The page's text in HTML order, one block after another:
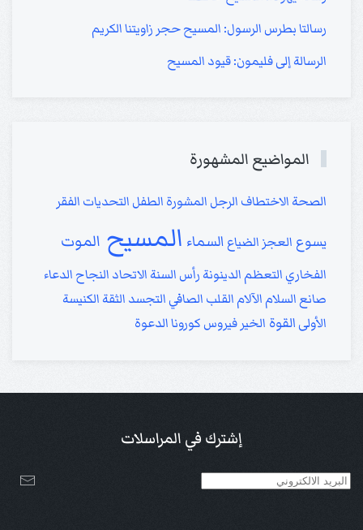
رسالتا بطرس الرسول: المسيح حجر زاويتنا الكريم
الرسالة إلى فليمون: قيود المسيح
المواضيع المشهورة
الصحة الاختطاف الرجل المشورة الطفل التحديات الفقر
يسوع العجز الضياع السماء المسيح الموت
الفخاري التعظم الدينونة رأس السنة الاتحاد النجاح الدعاء
صانع السلام الآلام القلب الصافي التجسد الثقة الكنيسة
الأولى القوة الخير فيروس كوروناالدعوة
إشترك في المراسلات